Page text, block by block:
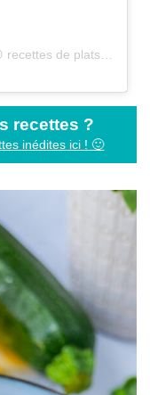
recettes ?
inédites ici ! 🙂